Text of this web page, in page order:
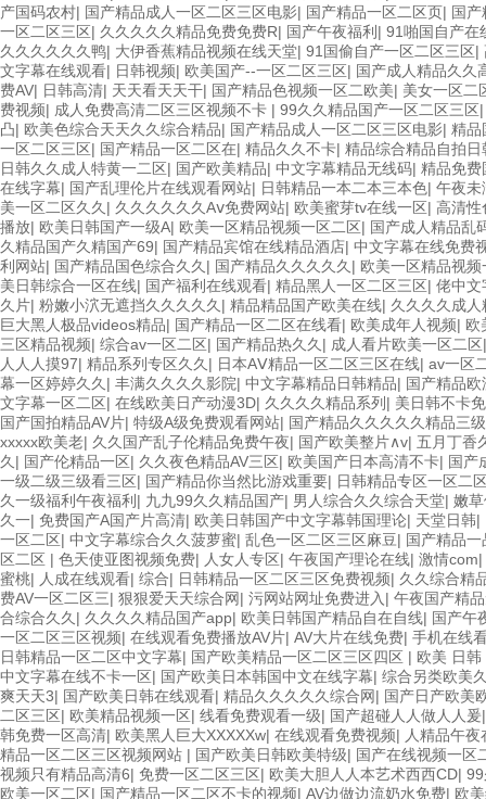
产国码农村| 国产精品成人一区二区三区电影| 国产精品一区二区页| 国
一区二区三区| 久久久久久精品免费免费R| 国产午夜福利 | 91啪国自产在
久久久久久久鸭| 大伊香蕉精品视频在线天堂| 91国偷自产一区二区三区|
文字幕在线观看| 日韩视频| 欧美国产--一区二区三区| 国产成人精品久久
费AV| 日韩高清| 天天看天天干| 国产精品色视频一区二欧美| 美女一区二
费视频| 成人免费高清二区三区视频不卡 | 99久久精品国产一区二区三区
凸| 欧美色综合天天久久综合精品| 国产精品成人一区二区三区电影| 精品
一区二区三区| 国产精品一区二区在| 精品久久不卡| 精品综合精品自拍日
日韩久久成人特黄一二区| 国产欧美精品| 中文字幕精品无线码| 精品免费
在线字幕| 国产乱理伦片在线观看网站| 日韩精品一本二本三本色| 午夜未
美一区二区久久| 久久久久久久Aⅴ免费网站| 欧美蜜芽tv在线一区| 高清性
播放| 欧美日韩国产一级A| 欧美一区精品视频一区二区| 国产成人精品乱
久精品国产久精国产69| 国产精品宾馆在线精品酒店| 中文字幕在线免费
利网站| 国产精品国色综合久久| 国产精品久久久久久| 欧美一区精品视频
美日韩综合一区在线| 国产福利在线观看| 精品黑人一区二区三区| 佬中文
久片| 粉嫩小泬无遮挡久久久久久| 精品精品国产欧美在线| 久久久久成
巨大黑人极品videos精品| 国产精品一区二区在线看| 欧美成年人视频| 欧
三区精品视频| 综合av一区二区| 国产精品热久久| 成人看片欧美一区二区
人人人摸97| 精品系列专区久久| 日本AⅤ精品一区二区三区在线| av一区
幕一区婷婷久久| 丰满久久久久影院| 中文字幕精品日韩精品| 国产精品
文字幕一区二区| 在线欧美日产动漫3D| 久久久久精品系列 | 美日韩不卡
国产国拍精品AV片| 特级A级免费观看网站| 国产精品久久久久久精品三
xxxxx欧美老| 久久国产乱子伦精品免费午夜| 国产欧美整片∧v| 五月丁香
久| 国产伦精品一区| 久久夜色精品AV三区| 欧美国产日本高清不卡| 国产
一级二级三级看三区| 国产精品你当然比游戏重要| 日韩精品专区一区二
久一级福利午夜福利 | 九九99久久精品国产| 男人综合久久综合天堂| 嫩
久一| 免费国产A国产片高清| 欧美日韩国产中文字幕韩国理论| 天堂日韩|
一区二区| 中文字幕综合久久菠萝蜜| 乱色一区二区三区麻豆| 国产精品
区二区 | 色天使亚图视频免费| 人女人专区| 午夜国产理论在线| 激情com|
蜜桃| 人成在线观看| 综合| 日韩精品一区二区三区免费视频| 久久综合精
费AV一区二区三| 狠狠爱天天综合网| 污网站网址免费进入| 午夜国产精
合综合久久| 久久久久精品国产app| 欧美日韩国产精品自在自线| 国产午
一区二区三区视频| 在线观看免费播放AV片| AV大片在线免费| 手机在线
日韩精品一区二区中文字幕| 国产欧美精品一区二区三区四区 | 欧美 日
中文字幕在线不卡一区| 国产欧美日本韩国中文在线字幕| 综合另类欧美
爽天天3| 国产欧美日韩在线观看| 精品久久久久久综合网| 国产日产欧美
二区三区| 欧美精品视频一区| 线看免费观看一级| 国产超碰人人做人人爰
韩免费一区高清| 欧美黑人巨大XXXXXw| 在线观看免费视频| 人精品午夜
精品一区二区三区视频网站 | 国产欧美日韩欧美特级| 国产在线视频一区
视频只有精品高清6| 免费一区二区三区| 欧美大胆人人本艺术西西CD|
欧美一区二区| 国产精品一区二区不卡的视频| AV边做边流奶水免费| 欧